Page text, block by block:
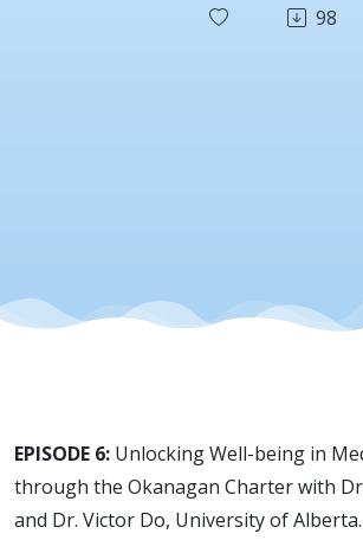
with
Mel
98
EPISODE 6: Unlocking Well-being in
through the Okanagan Charter with
and Dr. Victor Do, University of Alberta.